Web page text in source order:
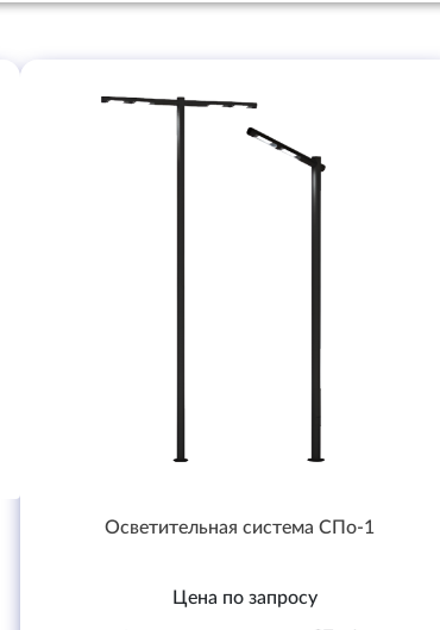
Осветительная система СПо-1
Цена по запросу